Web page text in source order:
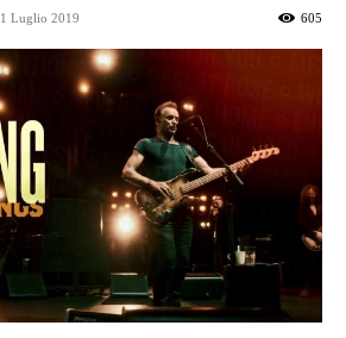
1 Luglio 2019 605